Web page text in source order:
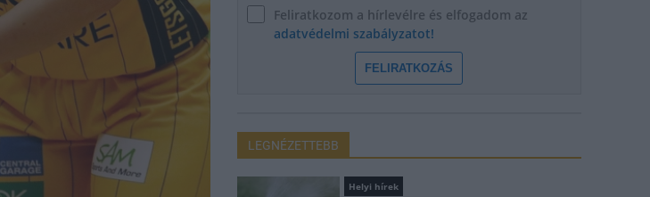
Feliratkozom a hírlevélre és elfogadom az
adatvédelmi szabályzatot!
FELIRATKOZÁS
LEGNÉZETTEBB
Helyi hírek